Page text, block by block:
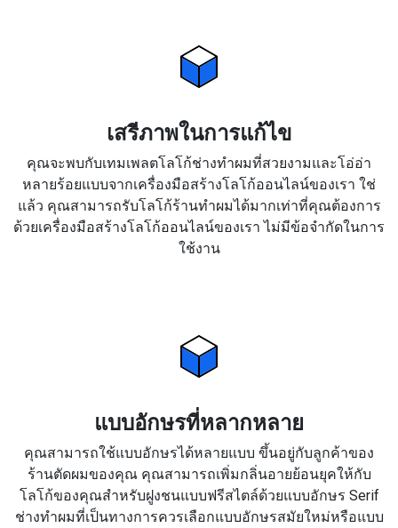
เสรีภาพในการแก้ไข
คุณจะพบกับเทมเพลตโลโก้ช่างทำผมที่สวยงามและโอ่อ่า
หลายร้อยแบบจากเครื่องมือสร้างโลโก้ออนไลน์ของเรา ใช่
แล้ว คุณสามารถรับโลโก้ร้านทำผมได้มากเท่าที่คุณต้องการ
ด้วยเครื่องมือสร้างโลโก้ออนไลน์ของเรา ไม่มีข้อจำกัดในการ
ใช้งาน
แบบอักษรที่หลากหลาย
คุณสามารถใช้แบบอักษรได้หลายแบบ ขึ้นอยู่กับลูกค้าของ
ร้านตัดผมของคุณ คุณสามารถเพิ่มกลิ่นอายย้อนยุคให้กับ
โลโก้ของคุณสำหรับฝูงชนแบบฟรีสไตล์ด้วยแบบอักษร Serif
ช่างทำผมที่เป็นทางการควรเลือกแบบอักษรสมัยใหม่หรือแบบ